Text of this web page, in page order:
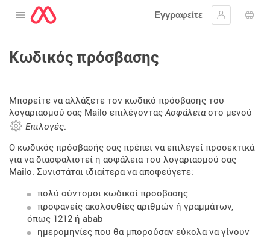
Ανοίξτε το μενού
Εγγραφείτε
Συνδεθείτε
Κωδικός πρόσβασης
Μπορείτε να αλλάξετε τον κωδικό πρόσβασης του
λογαριασμού σας Mailo επιλέγοντας Ασφάλεια στο μενού
Επιλογές.
Ο κωδικός πρόσβασής σας πρέπει να επιλεγεί προσεκτικά
για να διασφαλιστεί η ασφάλεια του λογαριασμού σας
Mailo. Συνιστάται ιδιαίτερα να αποφεύγετε:
πολύ σύντομοι κωδικοί πρόσβασης
προφανείς ακολουθίες αριθμών ή γραμμάτων,
όπως 1212 ή abab
ημερομηνίες που θα μπορούσαν εύκολα να γίνουν